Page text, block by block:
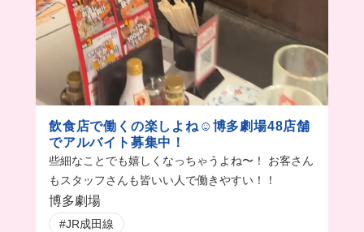
飲食店で働くの楽しよね☺︎博多劇場48店舗
でアルバイト募集中！
些細なことでも嬉しくなっちゃうよね〜！ お客さん
もスタッフさんも皆いい人で働きやすい！！
博多劇場
#JR成田線